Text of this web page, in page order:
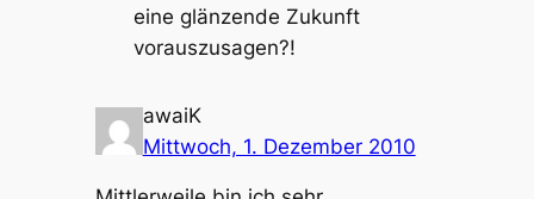
eine glänzende Zukunft
vorauszusagen?!
awaiK
Mittwoch, 1. Dezember 2010